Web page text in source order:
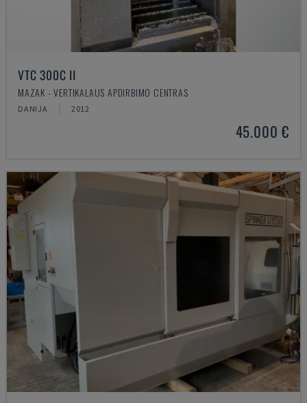
VTC 300C II
MAZAK - VERTIKALAUS APDIRBIMO CENTRAS
DANIJA 2012
45.000 €